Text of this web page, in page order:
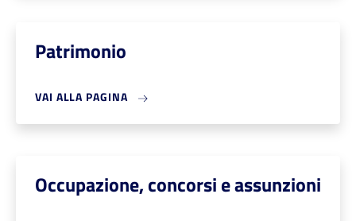
Patrimonio
VAI ALLA PAGINA
Occupazione, concorsi e assunzioni